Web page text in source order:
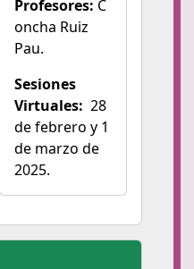
Profesores: C
oncha Ruiz
Pau.
Sesiones
Virtuales: 28
de febrero y 1
de marzo de
2025.